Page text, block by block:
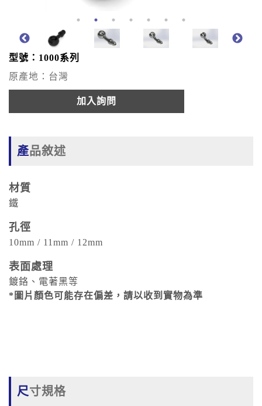
型號：1000系列
原產地：台灣
加入詢問
產品敘述
材質
鐵
孔徑
10mm / 11mm / 12mm
表面處理
鍍鉻、電著黑等
*圖片顏色可能存在偏差，請以收到實物為準
尺寸規格